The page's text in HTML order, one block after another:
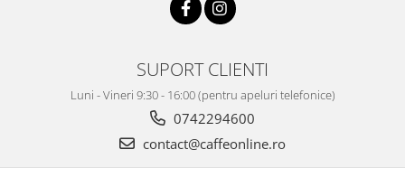
SUPORT CLIENTI
Luni - Vineri 9:30 - 16:00 (pentru apeluri telefonice)
0742294600
contact@caffeonline.ro